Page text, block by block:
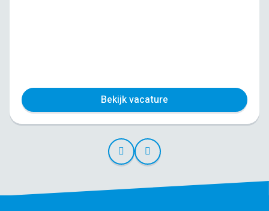
Bekijk vacature